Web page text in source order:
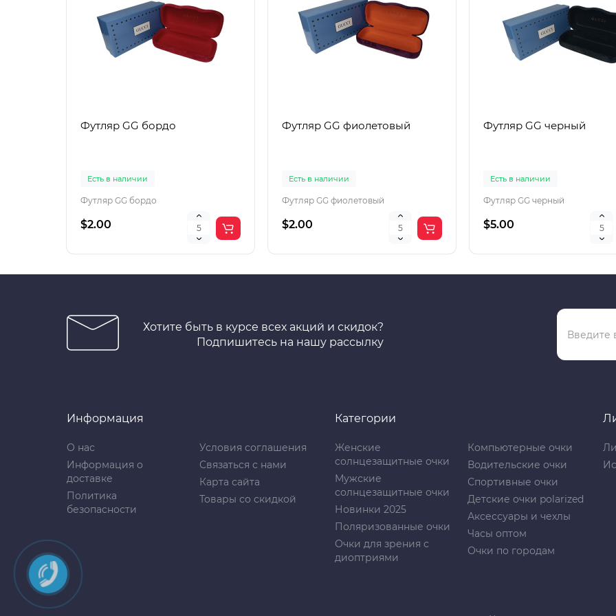
Футляр GG бордо
Есть в наличии
Футляр GG бордо
$2.00
Футляр GG фиолетовый
Есть в наличии
Футляр GG фиолетовый
$2.00
Футляр GG черный
Есть в наличии
Футляр GG черный
$5.00
Хотите быть в курсе всех акций и скидок?
Подпишитесь на нашу рассылку
Информация
О нас
Информация о
доставке
Политика
безопасности
Условия соглашения
Связаться с нами
Карта сайта
Товары со скидкой
Категории
Женские
солнцезащитные очки
Мужские
солнцезащитные очки
Новинки 2025
Поляризованные очки
Очки для зрения с
диоптриями
Компьютерные очки
Водительские очки
Спортивные очки
Детские очки polarized
Аксессуары и чехлы
Часы оптом
Очки по городам